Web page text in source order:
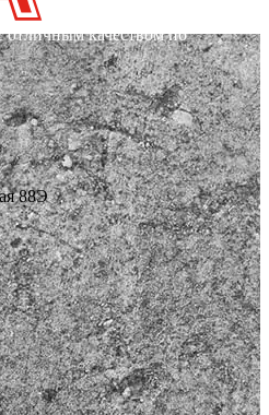
отличным качеством по
88Э